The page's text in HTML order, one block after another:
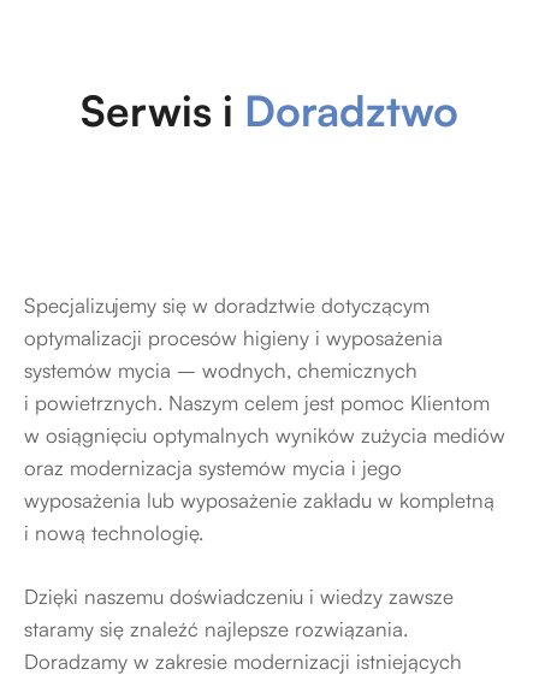
Serwis i Doradztwo
Specjalizujemy się w doradztwie dotyczącym
optymalizacji procesów higieny i wyposażenia
systemów mycia – wodnych, chemicznych
i powietrznych. Naszym celem jest pomoc Klientom
w osiągnięciu optymalnych wyników zużycia mediów
oraz modernizacja systemów mycia i jego
wyposażenia lub wyposażenie zakładu w kompletną
i nową technologię.
Dzięki naszemu doświadczeniu i wiedzy zawsze
staramy się znaleźć najlepsze rozwiązania.
Doradzamy w zakresie modernizacji istniejących